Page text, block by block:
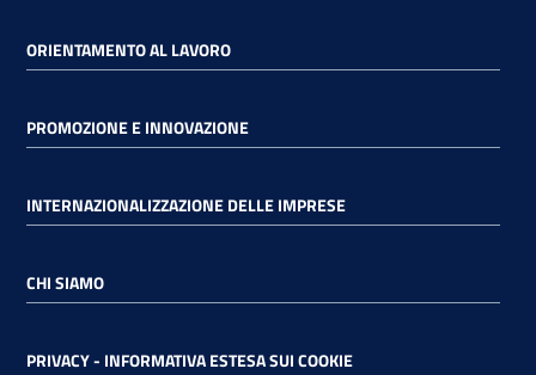
ORIENTAMENTO AL LAVORO
PROMOZIONE E INNOVAZIONE
INTERNAZIONALIZZAZIONE DELLE IMPRESE
CHI SIAMO
PRIVACY - INFORMATIVA ESTESA SUI COOKIE